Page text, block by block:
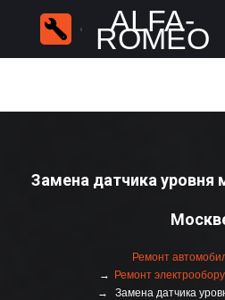
ALFA-
ROMEO
Замена датчика уровня
Ремонт
Ремонт
Замена датчика